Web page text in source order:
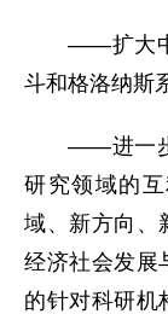
——扩大
斗和格洛纳斯
——进一
研究领域的
域、新方向、
经济社会发展
的针对科研机